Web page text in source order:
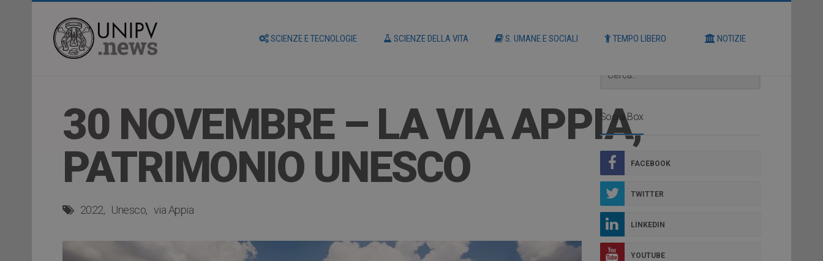
SCIENZE E TECNOLOGIE SCIENZE DELLA VITA S. UMANE E SOCIALI TEMPO LIBERO NOTIZIE
30 NOVEMBRE – LA VIA APPIA,
PATRIMONIO UNESCO
2022 Unesco via Appia
Social Box
FACEBOOK
TWITTER
LINKEDIN
YOUTUBE